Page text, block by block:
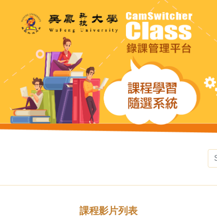
課程影片列表